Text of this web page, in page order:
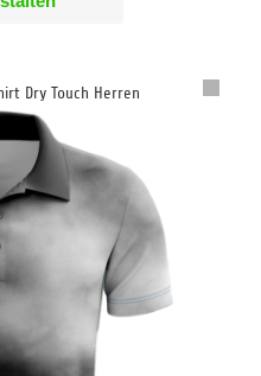
Dry Touch Herren